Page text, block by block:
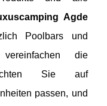
Agde
Poolbars und
vereinfachen die
Sie auf
passen, und